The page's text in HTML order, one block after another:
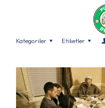
Kategoriler Etiketler